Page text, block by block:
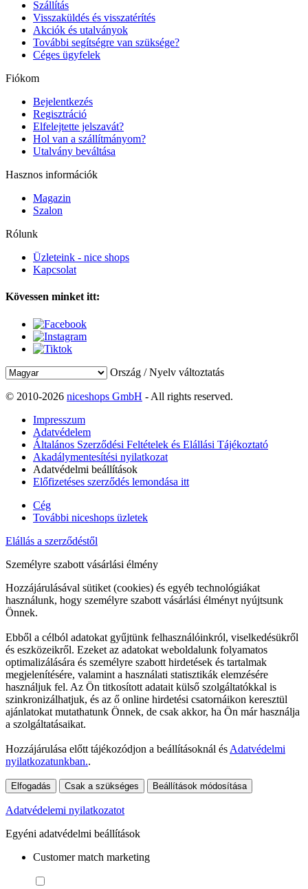
Szállítás
Visszaküldés és visszatérítés
Akciók és utalványok
További segítségre van szüksége?
Céges ügyfelek
Fiókom
Bejelentkezés
Regisztráció
Elfelejtette jelszavát?
Hol van a szállítmányom?
Utalvány beváltása
Hasznos információk
Magazin
Szalon
Rólunk
Üzleteink - nice shops
Kapcsolat
Kövessen minket itt:
Ország / Nyelv változtatás
© 2010-2026 niceshops GmbH - All rights reserved.
Impresszum
Adatvédelem
Általános Szerződési Feltételek és Elállási Tájékoztató
Akadálymentesítési nyilatkozat
Adatvédelmi beállítások
Előfizetéses szerződés lemondása itt
Cég
További niceshops üzletek
Elállás a szerződéstől
Személyre szabott vásárlási élmény
Hozzájárulásával sütiket (cookies) és egyéb technológiákat
használunk, hogy személyre szabott vásárlási élményt nyújtsunk
Önnek.
Ebből a célból adatokat gyűjtünk felhasználóinkról, viselkedésükről
és eszközeikről. Ezeket az adatokat weboldalunk folyamatos
optimalizálására és személyre szabott hirdetések és tartalmak
megjelenítésére, valamint a használati statisztikák elemzésére
használjuk fel. Az Ön titkosított adatait külső szolgáltatókkal is
szinkronizálhatjuk, és az ő online hirdetési csatornáikon keresztül
ajánlatokat mutathatunk Önnek, de csak akkor, ha Ön már használja
a szolgáltatásaikat.
Hozzájárulása előtt tájékozódjon a beállításoknál és Adatvédelmi
nyilatkozatunkban..
Elfogadás Csak a szükséges Beállítások módosítása
Adatvédelemi nyilatkozatot
Egyéni adatvédelmi beállítások
Customer match marketing